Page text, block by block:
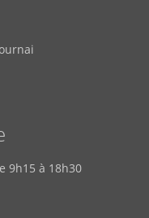
9h15 à 18h30